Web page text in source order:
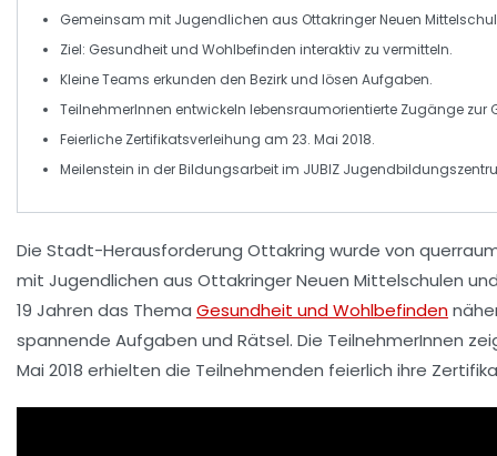
Gemeinsam mit Jugendlichen aus Ottakringer Neuen
Ziel: Gesundheit und Wohlbefinden interaktiv zu vermitteln.
KleineTeams erkunden den Bezirk und lösen Aufgaben.
TeilnehmerInnen entwickeln lebensraumorientierte Zugänge zur
Feierliche Zertifikatsverleihung am 23. Mai 2018.
Meilenstein in derBildungsarbeitim JUBIZ
Die Stadt-Herausforderung Ottakring wurde von
mit Jugendlichen aus Ottakringer Neuen Mittelschulen
19 Jahren das Thema Gesundheit und Wohlbefinden
spannende Aufgaben und Rätsel. Die TeilnehmerInnen
Mai 2018 erhielten die Teilnehmenden feierlich ihre